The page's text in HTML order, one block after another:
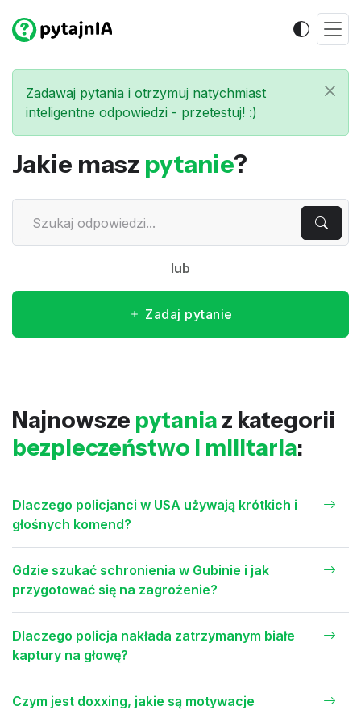
Zadawaj pytania i otrzymuj natychmiast
inteligentne odpowiedzi - przetestuj! :)
Jakie masz pytanie?
lub
Zadaj pytanie
Najnowsze pytania z kategorii
bezpieczeństwo i militaria:
Dlaczego policjanci w USA używają krótkich i
głośnych komend?
Gdzie szukać schronienia w Gubinie i jak
przygotować się na zagrożenie?
Dlaczego policja nakłada zatrzymanym białe
kaptury na głowę?
Czym jest doxxing, jakie są motywacje